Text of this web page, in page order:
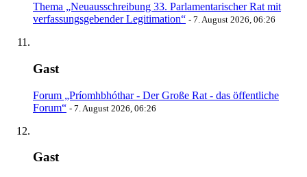
Thema „Neuausschreibung 33. Parlamentarischer Rat mit
verfassungsgebender Legitimation“ - 7. August 2026, 06:26
Gast
Forum „Príomhbhóthar - Der Große Rat - das öffentliche
Forum“ - 7. August 2026, 06:26
Gast